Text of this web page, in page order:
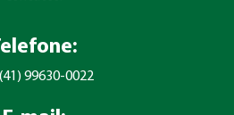
99630-0022